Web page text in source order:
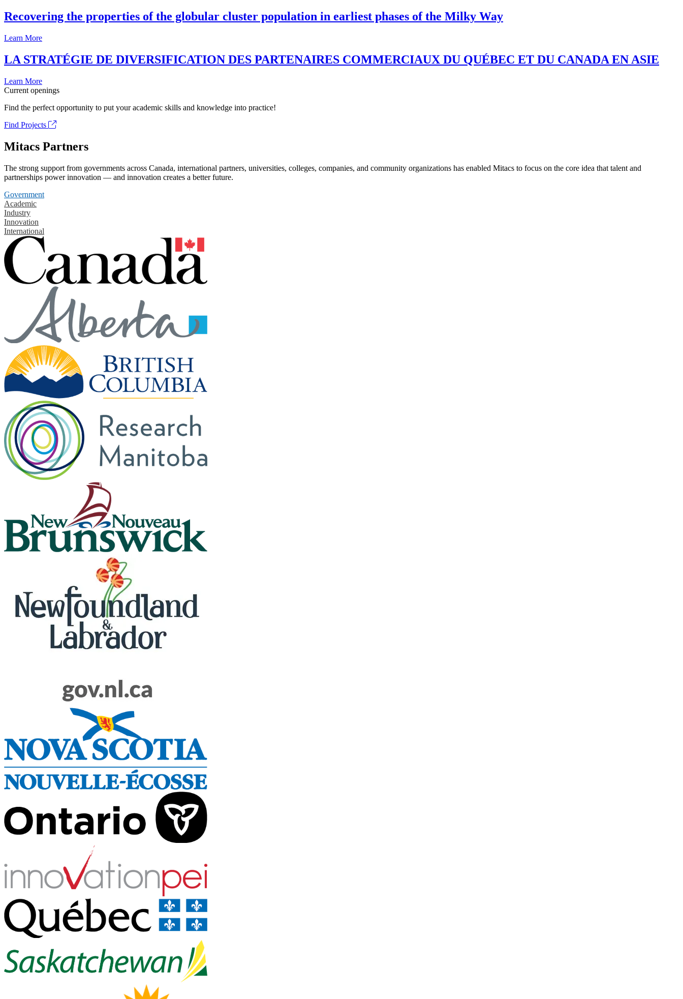
Recovering the properties of the globular cluster population in earliest phases of the Milky Way
Learn More
LA STRATÉGIE DE DIVERSIFICATION DES PARTENAIRES COMMERCIAUX DU QUÉBEC ET DU CANADA EN ASIE
Learn More
Current openings
Find the perfect opportunity to put your academic skills and knowledge into practice!
Find Projects
Mitacs Partners
The strong support from governments across Canada, international partners, universities, colleges, companies, and community organizations has enabled Mitacs to focus on the core idea that talent and
partnerships power innovation — and innovation creates a better future.
Government
Academic
Industry
Innovation
International